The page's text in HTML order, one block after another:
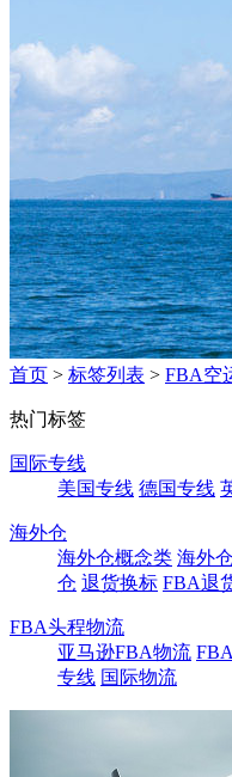
首页 > 标签列表 > FBA空
热门标签
国际专线
美国专线 德国专线
海外仓
海外仓概念类 海外仓
仓 退货换标 FBA退
FBA头程物流
亚马逊FBA物流
专线 国际物流